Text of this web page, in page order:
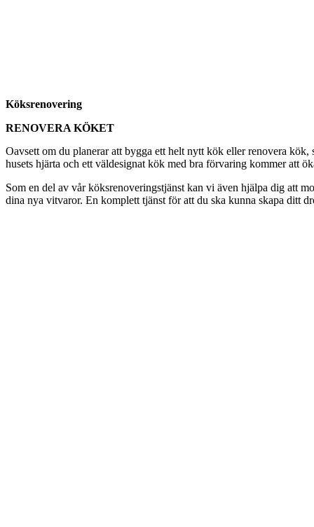
Köksrenovering
RENOVERA KÖKET
Oavsett om du planerar att bygga ett helt nytt kök eller renovera
husets hjärta och ett väldesignat kök med bra förvaring kommer att
Som en del av vår köksrenoveringstjänst kan vi även hjälpa dig att
dina nya vitvaror. En komplett tjänst för att du ska kunna skapa ditt